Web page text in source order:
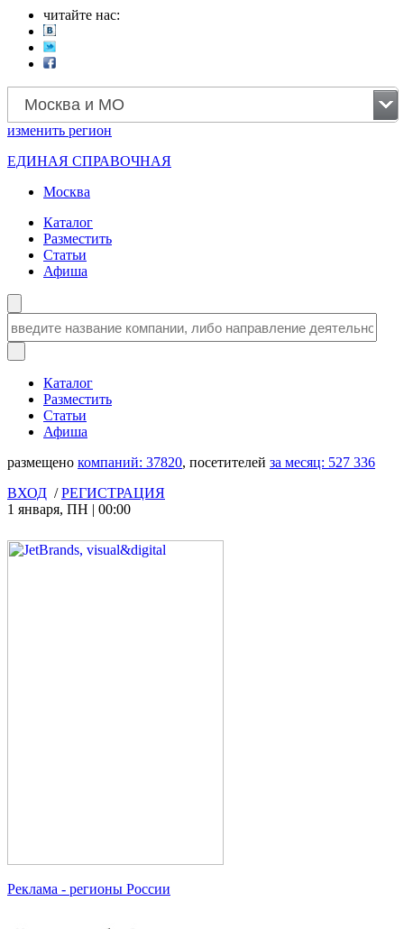
читайте нас:
Москва и МО
изменить регион
ЕДИНАЯ СПРАВОЧНАЯ
Москва
Каталог
Разместить
Статьи
Афиша
Каталог
Разместить
Статьи
Афиша
размещено компаний: 37820, посетителей за месяц: 527 336
ВХОД /РЕГИСТРАЦИЯ
1 января, ПН | 00:00
Реклама - регионы России